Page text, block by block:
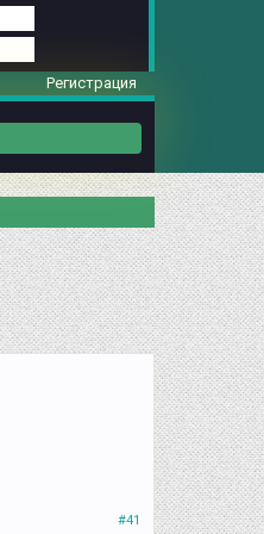
#41
Регистрация